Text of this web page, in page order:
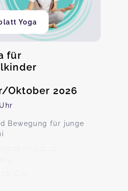
Yoga
für
Oktober 2026
Bewegung für junge
Platz 10,
Okt